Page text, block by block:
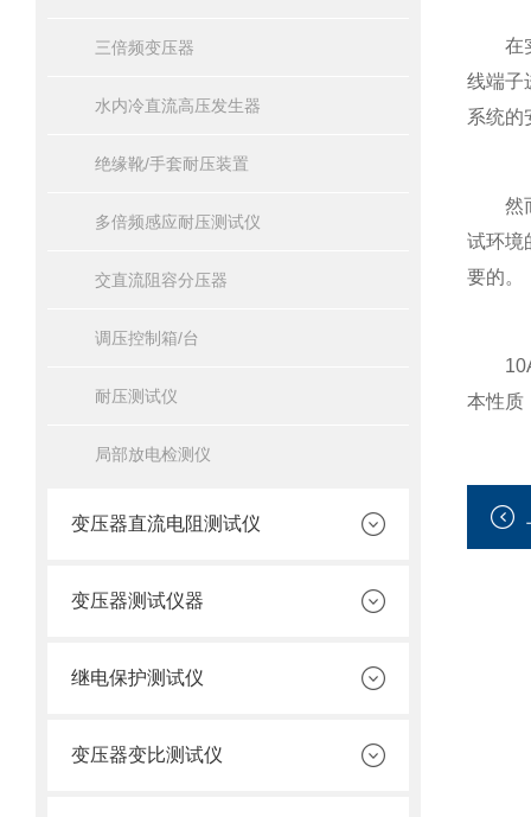
三倍频变压器
水内冷直流高压发生器
绝缘靴/手套耐压装置
多倍频感应耐压测试仪
交直流阻容分压器
调压控制箱/台
耐压测试仪
局部放电检测仪
变压器直流电阻测试仪
变压器测试仪器
继电保护测试仪
变压器变比测试仪
在实
线端子
系统的
然而
试环境
要的。
10A
本性质